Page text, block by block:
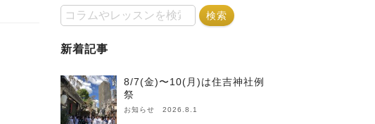
新着記事
8/7(金)〜10(月)は住吉神社例
祭
お知らせ 2026.8.1